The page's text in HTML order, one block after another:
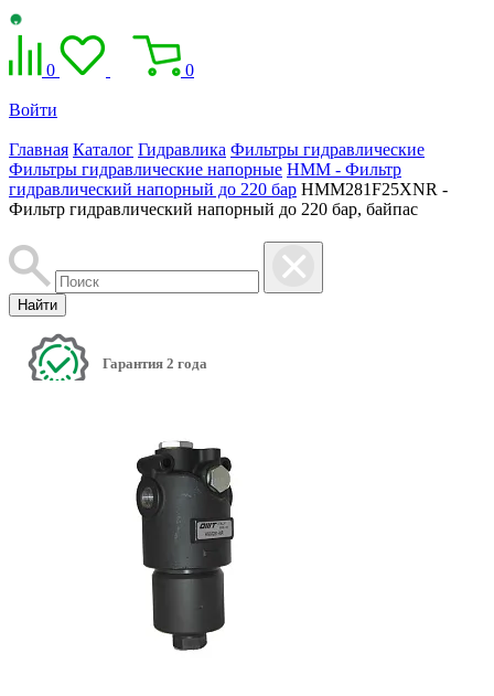
0 0
Войти
Главная Каталог Гидравлика Фильтры гидравлические
Фильтры гидравлические напорные HMM - Фильтр
гидравлический напорный до 220 бар HMM281F25XNR -
Фильтр гидравлический напорный до 220 бар, байпас
Найти
Гарантия 2 года